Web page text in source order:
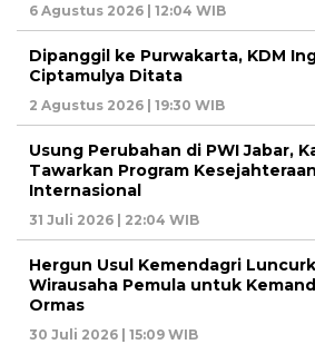
6 Agustus 2026 | 12:04 WIB
Dipanggil ke Purwakarta, KDM
Ciptamulya Ditata
2 Agustus 2026 | 19:30 WIB
Usung Perubahan di PWI Jabar,
Tawarkan Program
Internasional
31 Juli 2026 | 22:04 WIB
Hergun Usul Kemendagri
Wirausaha Pemula untuk
Ormas
30 Juli 2026 | 15:09 WIB